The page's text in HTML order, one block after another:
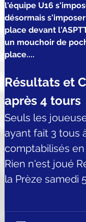
l'équipe U16
désormais
place devant
un mouchoir de
place....
Résultats et
après 4 tours
Seuls les
ayant fait 3 tous
comptabilisés
Rien n'est joué
la Prèze samedi